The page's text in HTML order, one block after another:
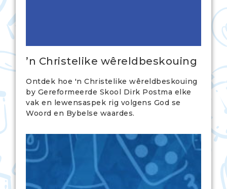
’n Christelike wêreldbeskouing
Ontdek hoe 'n Christelike wêreldbeskouing
by Gereformeerde Skool Dirk Postma elke
vak en lewensaspek rig volgens God se
Woord en Bybelse waardes.